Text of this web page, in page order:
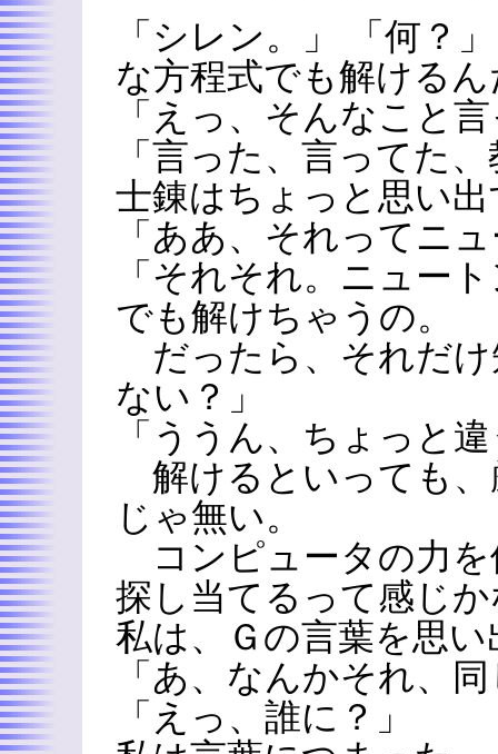
「シレン。」 「何？
な方程式でも解ける
「えっ、そんなこと
「言った、言ってた
士錬はちょっと思い
「ああ、それってニ
「それそれ。ニュー
でも解けちゃうの。
だったら、それだけ
ない？」
「ううん、ちょっと
解けるといっても、
じゃ無い。
コンピュータの力を
探し当てるって感じ
私は、Ｇの言葉を思い
「あ、なんかそれ、
「えっ、誰に？」